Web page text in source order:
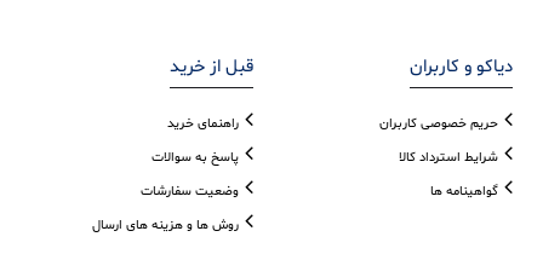
قبل از خرید
راهنمای خرید
پاسخ به سوالات
وضعیت سفارشات
روش ها و هزینه های ارسال
دیاکو و کاربران
حریم خصوصی کاربران
شرایط استرداد کالا
گواهینامه ها